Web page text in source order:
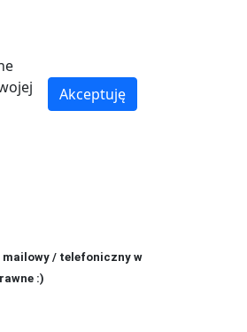
Akceptuję
mailowy / telefoniczny w
:)